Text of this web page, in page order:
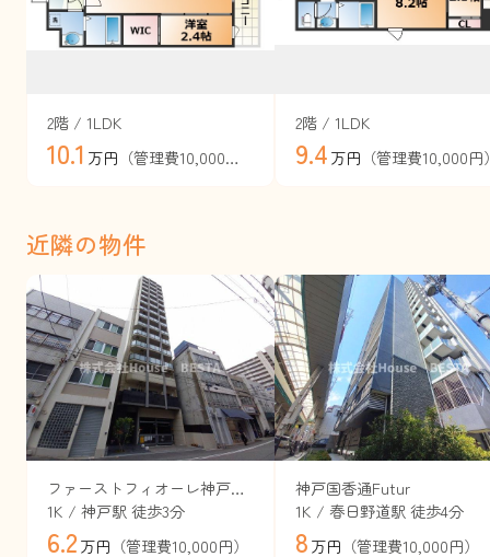
2階 / 1LDK
10.1 万円 （管理費10,000円）
2階 / 1LDK
9.4 万円 （管理費10,000円
近隣の物件
ファーストフィオーレ神戸駅前
1K / 神戸駅 徒歩3分
6.2 万円 （管理費10,000円）
神戸国香通Futur
1K / 春日野道駅 徒歩4分
8 万円 （管理費10,000円）